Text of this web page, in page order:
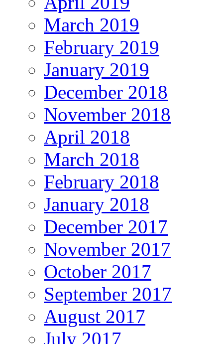
March 2019
February 2019
January 2019
December 2018
November 2018
April 2018
March 2018
February 2018
January 2018
December 2017
November 2017
October 2017
September 2017
August 2017
July 2017